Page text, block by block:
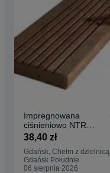
Impregnowana
ciśnieniowo NTR
sosnowa deska
tarasowa
27x145x3000
38,40 zł
Gdańsk, Chełm z dzielnicą
Gdańsk Południe
06 sierpnia 2026